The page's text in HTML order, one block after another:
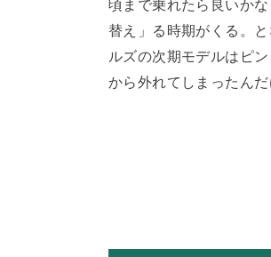
頃まで乗れたら良いか
替え」る時期がくる。
ルズの次期モデルはピ
から外れてしまったんだ